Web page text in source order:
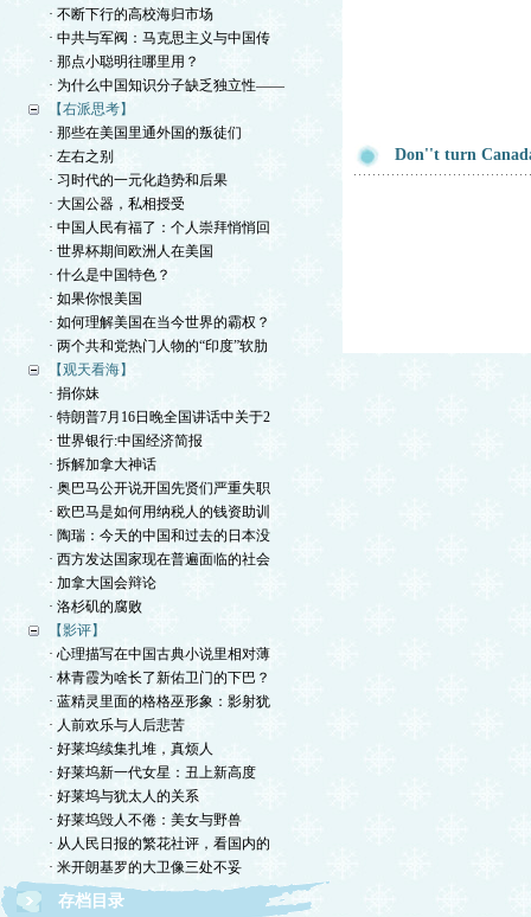
· 不断下行的高校海归市场
· 中共与军阀：马克思主义与中国传
· 那点小聪明往哪里用？
· 为什么中国知识分子缺乏独立性——
【右派思考】
· 那些在美国里通外国的叛徒们
· 左右之别
· 习时代的一元化趋势和后果
· 大国公器，私相授受
· 中国人民有福了：个人崇拜悄悄回
· 世界杯期间欧洲人在美国
· 什么是中国特色？
· 如果你恨美国
· 如何理解美国在当今世界的霸权？
· 两个共和党热门人物的“印度”软肋
【观天看海】
· 捐你妹
· 特朗普7月16日晚全国讲话中关于2
· 世界银行:中国经济简报
· 拆解加拿大神话
· 奥巴马公开说开国先贤们严重失职
· 欧巴马是如何用纳税人的钱资助训
· 陶瑞：今天的中国和过去的日本没
· 西方发达国家现在普遍面临的社会
· 加拿大国会辩论
· 洛杉矶的腐败
【影评】
· 心理描写在中国古典小说里相对薄
· 林青霞为啥长了新佑卫门的下巴？
· 蓝精灵里面的格格巫形象：影射犹
· 人前欢乐与人后悲苦
· 好莱坞续集扎堆，真烦人
· 好莱坞新一代女星：丑上新高度
· 好莱坞与犹太人的关系
· 好莱坞毁人不倦：美女与野兽
· 从人民日报的繁花社评，看国内的
· 米开朗基罗的大卫像三处不妥
存档目录
Don''t turn